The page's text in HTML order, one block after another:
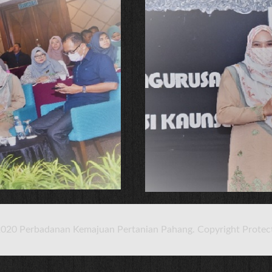
Perbadanan Kemajuan Pertanian Pahang. Copyright